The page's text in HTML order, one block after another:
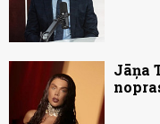
Jāņa